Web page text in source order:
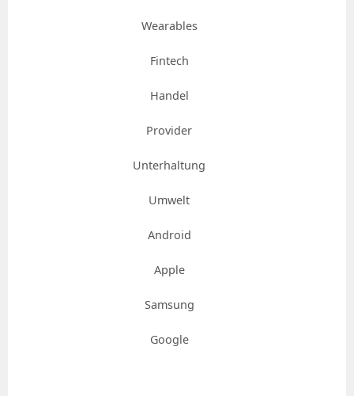
Wearables
Fintech
Handel
Provider
Unterhaltung
Umwelt
Android
Apple
Samsung
Google